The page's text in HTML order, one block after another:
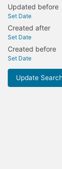
Updated before
Set Date
Created after
Set Date
Created before
Set Date
Update Search